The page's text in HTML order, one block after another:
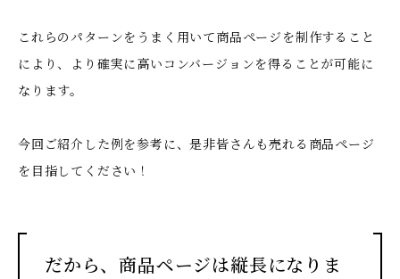
これらのパターンをうまく用いて商品ページを制作すること
により、より確実に高いコンバージョンを得ることが可能に
なります。
今回ご紹介した例を参考に、是非皆さんも売れる 商品ページ
を目指してください！
だから、商品ページは縦長になりま